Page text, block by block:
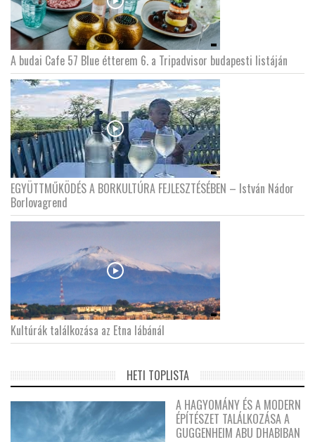
A budai Cafe 57 Blue étterem 6. a Tripadvisor budapesti listáján
EGYÜTTMŰKÖDÉS A BORKULTÚRA FEJLESZTÉSÉBEN – István Nádor
Borlovagrend
Kultúrák találkozása az Etna lábánál
HETI TOPLISTA
A HAGYOMÁNY ÉS A MODERN
ÉPÍTÉSZET TALÁLKOZÁSA A
GUGGENHEIM ABU DHABIBAN